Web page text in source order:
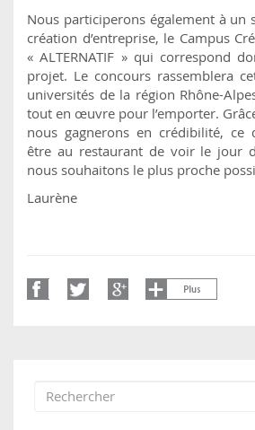
Nous participerons également à un
création d’entreprise, le Campus
« ALTERNATIF » qui correspond
projet. Le concours rassemblera
universités de la région Rhône-
tout en œuvre pour l’emporter.
nous gagnerons en crédibilité, ce
être au restaurant de voir le jour
nous souhaitons le plus proche
Laurène
Formulaire de recherche